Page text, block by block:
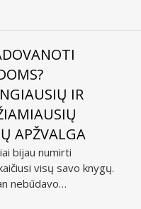
IR
APŽVALGA
bijau numirti
visų savo knygų.
nebūdavo…